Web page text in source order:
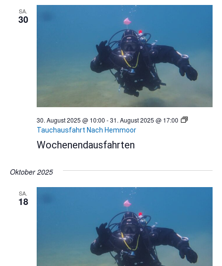
SA.
30
Wochenendausfahrten
30. August 2025 @ 10:00 -31. August 2025 @ 17:00
Tauchausfahrt Nach Hemmoor
Oktober 2025
SA.
18